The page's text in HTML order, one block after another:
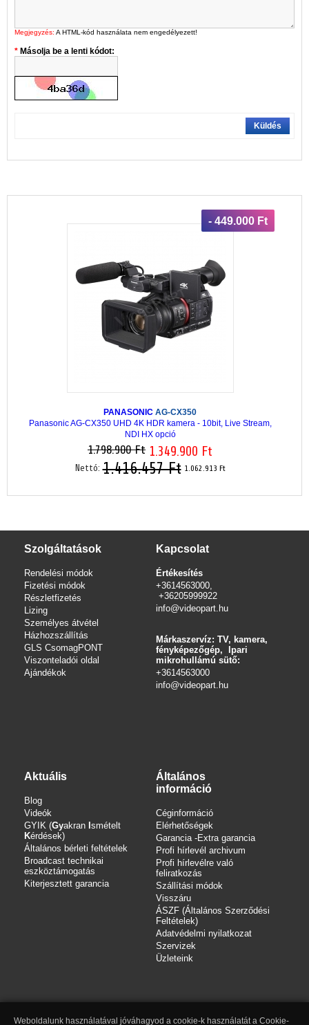
Megjegyzés: A HTML-kód használata nem engedélyezett!
Másolja be a lenti kódot:
Küldés
- 449.000 Ft
PANASONIC AG-CX350
Panasonic AG-CX350 UHD 4K HDR kamera - 10bit, Live Stream,
NDI HX opció
1.798.900 Ft 1.349.900 Ft
Nettó:1.416.457 Ft 1.062.913 Ft
Szolgáltatások
Rendelési módok
Fizetési módok
Részletfizetés
Lizing
Személyes átvétel
Házhozszállítás
GLS CsomagPONT
Viszonteladói oldal
Ajándékok
Kapcsolat
Értékesítés
+3614563000,
+36205999922
info@videopart.hu
Márkaszervíz: TV, kamera,
fényképezőgép, Ipari
mikrohullámú sütő:
+3614563000
info@videopart.hu
Aktuális
Blog
Videók
GYIK (Gyakran smételt
Kérdések)
Általános bérleti feltételek
Broadcast technikai
eszköztámogatás
Kiterjesztett garancia
Általános
információ
Céginformáció
Elérhetőségek
Garancia -Extra garancia
Profi hírlevél archivum
Profi hírlevélre való
feliratkozás
Szállítási módok
Visszáru
ÁSZF (Általános Szerződési
Feltételek)
Adatvédelmi nyilatkozat
Szervizek
Üzleteink
Weboldalunk használatával jóváhagyod a cookie-k használatát a Cookie-